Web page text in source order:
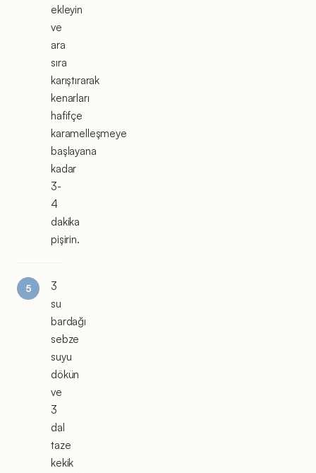
ekleyin
ve
ara
sıra
karıştırarak
kenarları
hafifçe
karamelleşmeye
başlayana
kadar
3-
4
dakika
pişirin.
3
su
bardağı
sebze
suyu
dökün
ve
3
dal
taze
kekik